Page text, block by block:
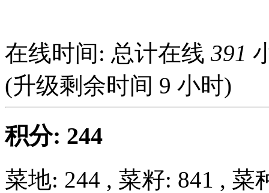
在线时间: 总计在线 391
(升级剩余时间 9 小时)
积分: 244
菜地: 244 , 菜籽: 841 , 菜